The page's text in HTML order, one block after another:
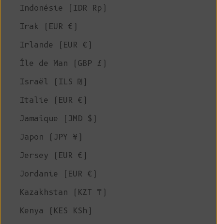
Indonésie (IDR Rp)
Irak (EUR €)
Irlande (EUR €)
Île de Man (GBP £)
Israël (ILS ₪)
Italie (EUR €)
Jamaïque (JMD $)
Japon (JPY ¥)
Jersey (EUR €)
Jordanie (EUR €)
Kazakhstan (KZT ₸)
Kenya (KES KSh)